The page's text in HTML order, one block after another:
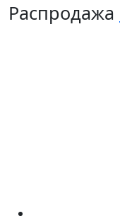
Распродажа